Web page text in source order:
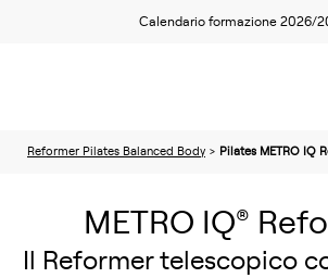
Calendario formazione 2026/
Reformer Pilates Balanced Body > Pilates METRO IQ
METRO IQ®
Il Reformer telescopico